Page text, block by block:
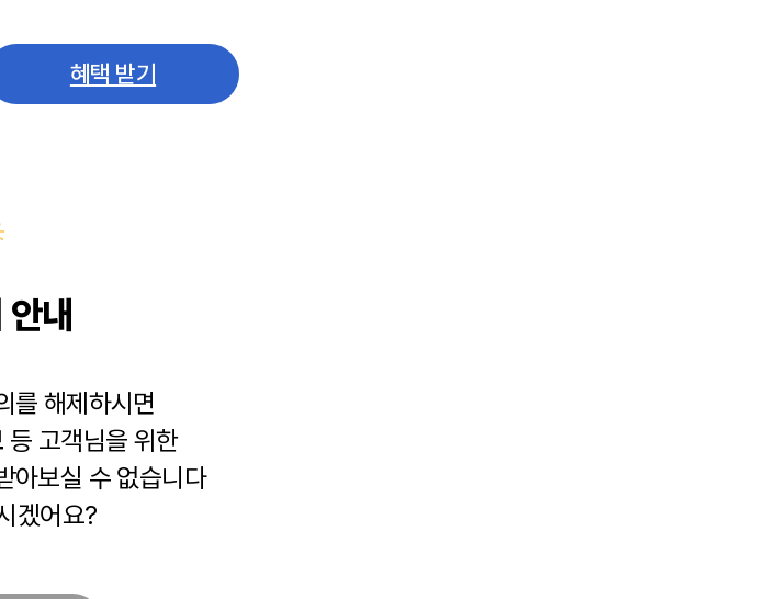
혜택 받기
내
를 해제하시면
등 고객님을 위한
아보실 수 없습니다
겠어요?